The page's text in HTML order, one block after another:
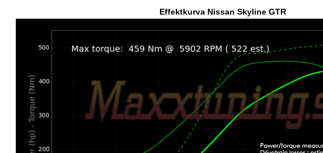
Effektkurva Nissan Skyline GTR